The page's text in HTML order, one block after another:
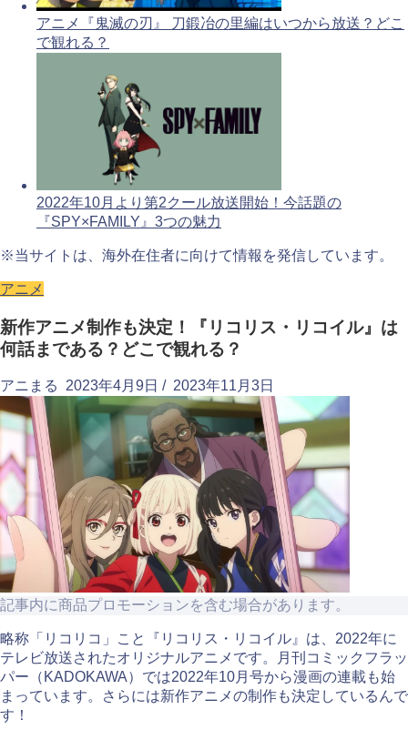
アニメ『鬼滅の刃』 刀鍛冶の里編はいつから放送？どこ
で観れる？
2022年10月より第2クール放送開始！今話題の
『SPY×FAMILY』3つの魅力
※当サイトは、海外在住者に向けて情報を発信しています。
アニメ
新作アニメ制作も決定！『リコリス・リコイル』は
何話まである？どこで観れる？
アニまる 2023年4月9日 / 2023年11月3日
記事内に商品プロモーションを含む場合があります。
略称「リコリコ」こと『リコリス・リコイル』は、2022年に
テレビ放送されたオリジナルアニメです。月刊コミックフラッ
パー（KADOKAWA）では2022年10月号から漫画の連載も始
まっています。さらには新作アニメの制作も決定しているんで
す！